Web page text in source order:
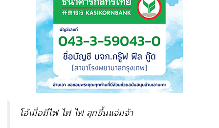
โอ้เมื่อมีไฟ ไฟ ไฟ ลุกขึ้นแจ่มจ้า